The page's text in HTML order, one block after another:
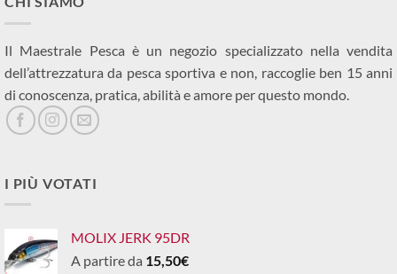
Il Maestrale Pesca è un negozio specializzato nella vendita
dell’attrezzatura da pesca sportiva e non, raccoglie ben 15 anni
di conoscenza, pratica, abilità e amore per questo mondo.
I PIÙ VOTATI
MOLIX JERK 95DR
A partire da 15,50€